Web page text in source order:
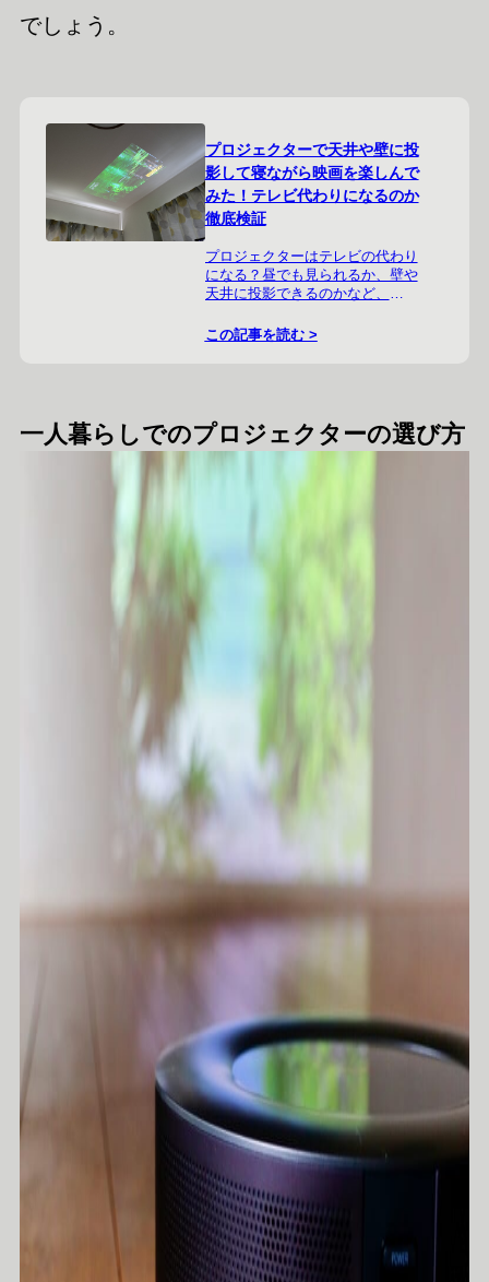
でしょう。
プロジェクターで天井や壁に投
影して寝ながら映画を楽しんで
みた！テレビ代わりになるのか
徹底検証
プロジェクターはテレビの代わり
になる？昼でも見られるか、壁や
天井に投影できるのかなど、
子を詳しくレビュー！
この記事を読む >
一人暮らしでのプロジェクターの選び方